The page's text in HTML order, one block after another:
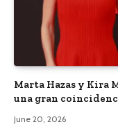
Marta Hazas y Kira
una gran
June 20, 2026